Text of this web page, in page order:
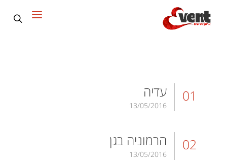
Event ארגון אירועים >
01 עדיה
13/05/2016
02 הרמוניה בגן
13/05/2016